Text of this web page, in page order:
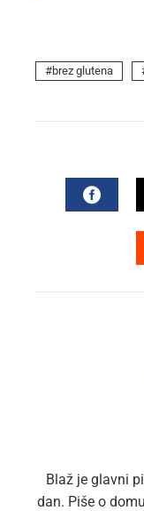
brez glutena
Blaž je glavni
dan. Piše o